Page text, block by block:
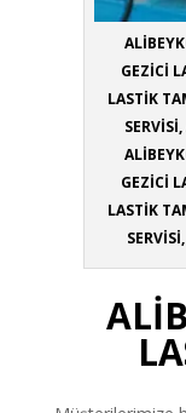
GEZİCİ
LASTİK
GEZİCİ
LASTİK